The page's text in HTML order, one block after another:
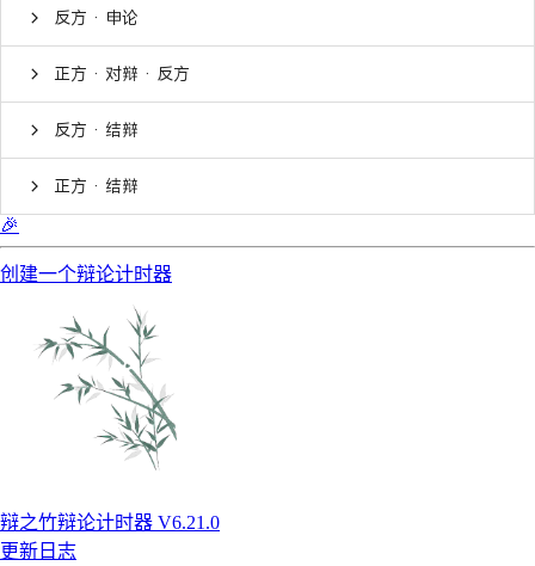
反方 · 申论
正方 · 对辩 · 反方
反方 · 结辩
正方 · 结辩
🎉
创建一个辩论计时器
辩之竹辩论计时器 V6.21.0
更新日志